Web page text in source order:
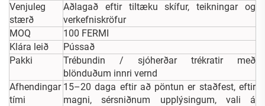
Venjuleg
stærð
Aðlagað eftir tiltæku skífur, teikningar og
verkefniskröfur
MOQ
100 FERMI
Klára leið
Pússað
Pakki
Trébundin / sjóherðar trékratir með
blönduðum innri vernd
Afhendingar
tími
15–20 daga eftir að pöntun er staðfest, eftir
magni, sérsniðnum upplýsingum, vali á